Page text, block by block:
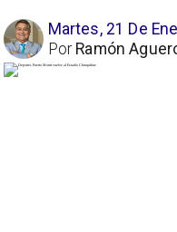
Martes, 21 De
Ramón
Por